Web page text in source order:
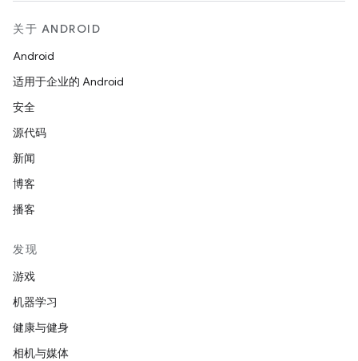
关于 ANDROID
Android
适用于企业的 Android
安全
源代码
新闻
博客
播客
发现
游戏
机器学习
健康与健身
相机与媒体